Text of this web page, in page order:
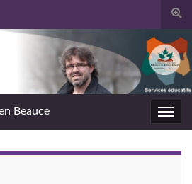
form
Beauce